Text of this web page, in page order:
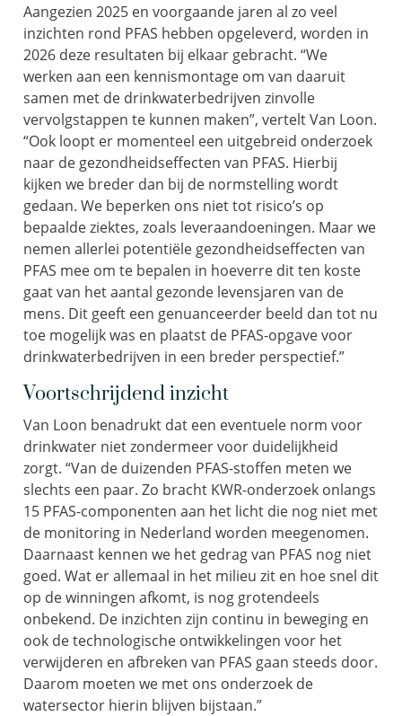
Aangezien 2025 en voorgaande jaren al zo veel
inzichten rond PFAS hebben opgeleverd, worden in
2026 deze resultaten bij elkaar gebracht. “We
werken aan een kennismontage om van daaruit
samen met de drinkwaterbedrijven zinvolle
vervolgstappen te kunnen maken”, vertelt Van Loon.
“Ook loopt er momenteel een uitgebreid onderzoek
naar de gezondheidseffecten van PFAS. Hierbij
kijken we breder dan bij de normstelling wordt
gedaan. We beperken ons niet tot risico’s op
bepaalde ziektes, zoals leveraandoeningen. Maar we
nemen allerlei potentiële gezondheidseffecten van
PFAS mee om te bepalen in hoeverre dit ten koste
gaat van het aantal gezonde levensjaren van de
mens. Dit geeft een genuanceerder beeld dan tot nu
toe mogelijk was en plaatst de PFAS-opgave voor
drinkwaterbedrijven in een breder perspectief.”
Voortschrijdend inzicht
Van Loon benadrukt dat een eventuele norm voor
drinkwater niet zondermeer voor duidelijkheid
zorgt. “Van de duizenden PFAS-stoffen meten we
slechts een paar. Zo bracht KWR-onderzoek onlangs
15 PFAS-componenten aan het licht die nog niet met
de monitoring in Nederland worden meegenomen.
Daarnaast kennen we het gedrag van PFAS nog niet
goed. Wat er allemaal in het milieu zit en hoe snel dit
op de winningen afkomt, is nog grotendeels
onbekend. De inzichten zijn continu in beweging en
ook de technologische ontwikkelingen voor het
verwijderen en afbreken van PFAS gaan steeds door.
Daarom moeten we met ons onderzoek de
watersector hierin blijven bijstaan.”